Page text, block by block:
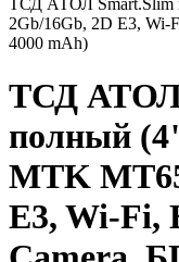
ТСД АТОЛ Smart.Slim
2Gb/16Gb, 2D E3, Wi-
4000 mАh)
ТСД АТОЛ
полный
MTK
E3, Wi-Fi,